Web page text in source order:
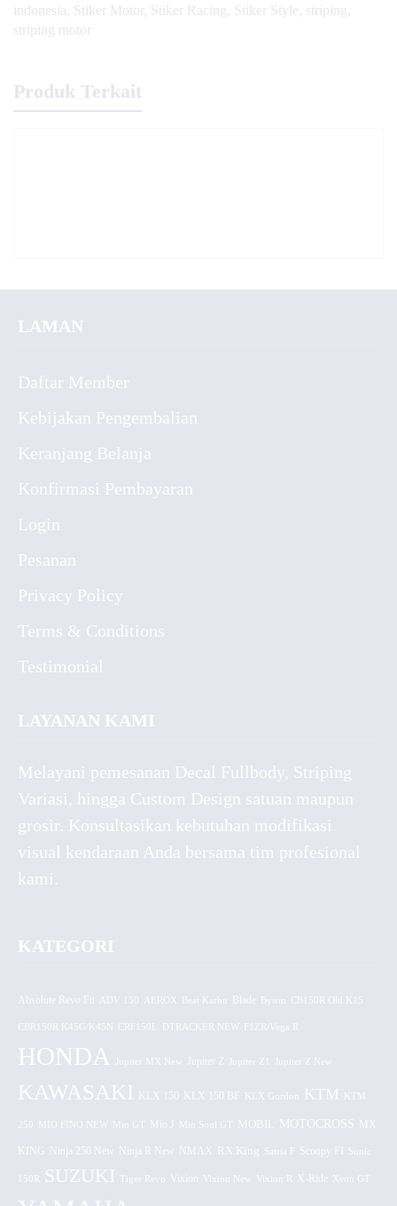
indonesia
Stiker Motor Stiker Racing Stiker Style striping
striping motor
Produk Terkait
LAMAN
Daftar Member
Kebijakan Pengembalian
Keranjang Belanja
Konfirmasi Pembayaran
Login
Pesanan
Privacy Policy
Terms & Conditions
Testimonial
LAYANAN KAMI
Melayani pemesanan Decal Fullbody, Striping
Variasi, hingga Custom Design satuan maupun
grosir. Konsultasikan kebutuhan modifikasi
visual kendaraan Anda bersama tim profesional
kami.
KATEGORI
Absolute Revo Fit ADV 150 AEROX CB150R Old K15
CBR150R K45G/K45N CRF150L DTRACKER NEW F1ZR/Vega R
HONDA Jupiter MX New Jupiter Z Jupiter Z1 Jupiter Z New
KAWASAKI KLX 150 KLX 150 BF KLX Gordon KTM KTM
250 MIO FINO NEW Mio GT Mio J Mio Soul GT MOBIL MOTOCROSS MX
KING Ninja 250 New Ninja R New NMAX RX King Satria F Scoopy FI Sonic
150R SUZUKI Tiger Revo Vixion Vixion New Vixion R X-Ride Xeon GT